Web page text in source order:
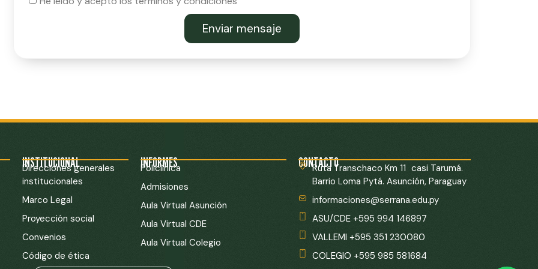
Enviar mensaje
INSTITUCIONAL
Direcciones generales
institucionales
Marco Legal
Proyección social
Convenios
Código de ética
INFORMES
Policlínica
Admisiones
Aula Virtual Asunción
Aula Virtual CDE
Aula Virtual Colegio
CONTACTO
Ruta Transchaco Km 11 casi Tarumá.
Barrio Loma Pytá. Asunción, Paraguay
informaciones@serrana.edu.py
ASU/CDE +595 994 146897
VALLEMI +595 351 230080
COLEGIO +595 985 581684